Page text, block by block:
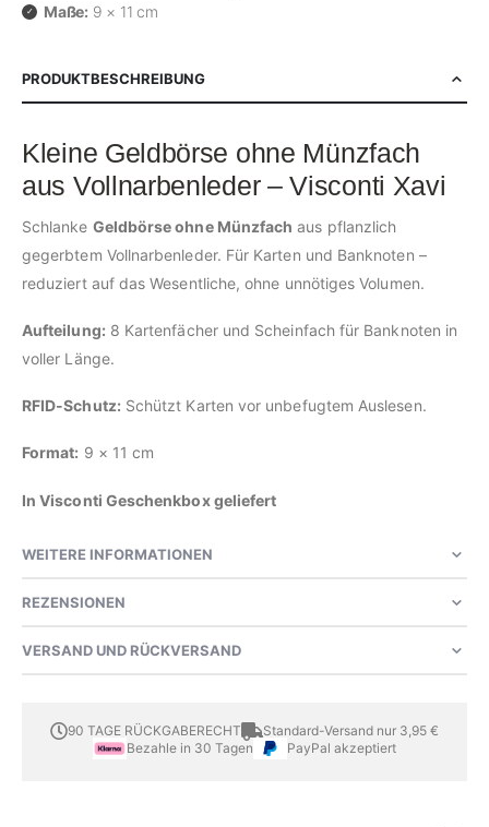
Maße: 9 × 11 cm
PRODUKTBESCHREIBUNG
Kleine Geldbörse ohne Münzfach
aus Vollnarbenleder – Visconti Xavi
Schlanke Geldbörse ohne Münzfach aus pflanzlich
gegerbtem Vollnarbenleder. Für Karten und Banknoten –
reduziert auf das Wesentliche, ohne unnötiges Volumen.
Aufteilung: 8 Kartenfächer und Scheinfach für Banknoten in
voller Länge.
RFID-Schutz: Schützt Karten vor unbefugtem Auslesen.
Format: 9 × 11 cm
In Visconti Geschenkbox geliefert
WEITERE INFORMATIONEN
REZENSIONEN
VERSAND UND RÜCKVERSAND
90 TAGE RÜCKGABERECHT
Standard-Versand nur 3,95 €
Bezahle in 30 Tagen
PayPal akzeptiert